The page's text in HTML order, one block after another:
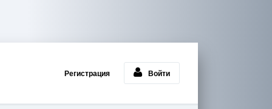
Регистрация Войти